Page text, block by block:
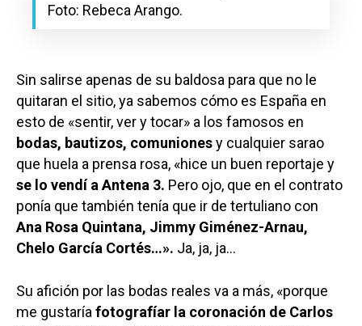
Foto: Rebeca Arango.
Sin salirse apenas de su baldosa para que no le
quitaran el sitio, ya sabemos cómo es España en
esto de «sentir, ver y tocar» a los famosos en
bodas, bautizos, comunionesy cualquier sarao
que huela a prensa rosa, «hice un buen reportaje y
se lo vendí a Antena 3. Pero ojo, que en el contrato
ponía que también tenía que ir de tertuliano con
Ana Rosa Quintana, Jimmy Giménez-Arnau,
Chelo García Cortés…». Ja, ja, ja…
Su afición por las bodas reales va a más, «porque
me gustaría fotografíar la coronación de Carlos